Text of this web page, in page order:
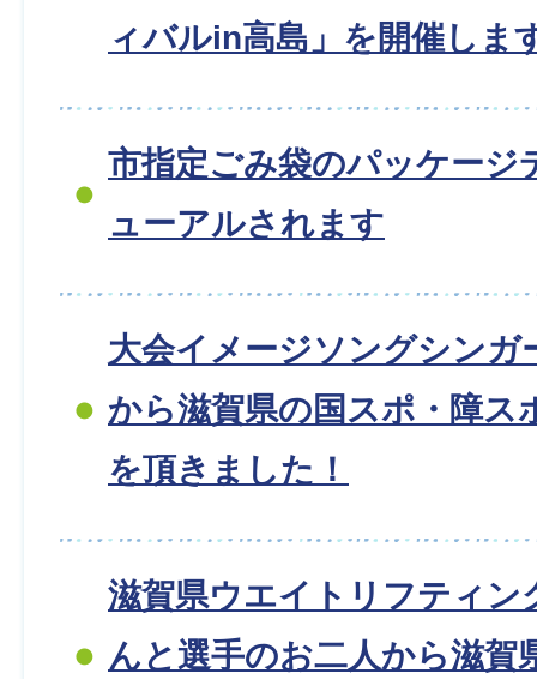
ィバルin高島」を開催しま
市指定ごみ袋のパッケージ
ューアルされます
大会イメージソングシン
から滋賀県の国スポ・障ス
を頂きました！
滋賀県ウエイトリフティン
んと選手のお二人から滋賀